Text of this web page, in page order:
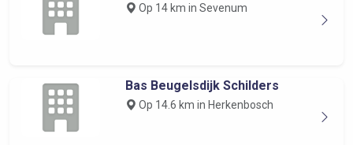
Op 14 km in Sevenum
Bas Beugelsdijk Schilders
Op 14.6 km in Herkenbosch